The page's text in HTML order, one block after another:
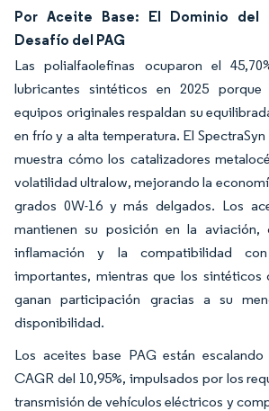
Por Aceite Base: El Dominio del
Desafío del PAG
Las polialfaolefinas ocuparon el
lubricantes sintéticos en 2025
equipos originales respaldan su
en frío y a alta temperatura. El
muestra cómo los catalizadores
volatilidad ultralow, mejorando la
grados 0W-16 y más delgados. Los
mantienen su posición en la
inflamación y la compatibilidad
importantes, mientras que los
ganan participación gracias a su
disponibilidad.
Los aceites base PAG están
CAGR del 10,95%, impulsados por los
transmisión de vehículos eléctricos y